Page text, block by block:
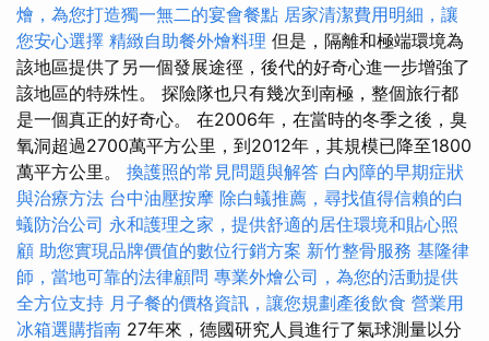
燴，為您打造獨一無二的宴會餐點 居家清潔費用明細，讓
您安心選擇 精緻自助餐外燴料理 但是，隔離和極端環境為
該地區提供了另一個發展途徑，後代的好奇心進一步增強了
該地區的特殊性。 探險隊也只有幾次到南極，整個旅行都
是一個真正的好奇心。 在2006年，在當時的冬季之後，臭
氧洞超過2700萬平方公里，到2012年，其規模已降至1800
萬平方公里。 換護照的常見問題與解答 白內障的早期症狀
與治療方法 台中油壓按摩 除白蟻推薦，尋找值得信賴的白
蟻防治公司 永和護理之家，提供舒適的居住環境和貼心照
顧 助您實現品牌價值的數位行銷方案 新竹整骨服務 基隆律
師，當地可靠的法律顧問 專業外燴公司，為您的活動提供
全方位支持 月子餐的價格資訊，讓您規劃產後飲食 營業用
冰箱選購指南 27年來，德國研究人員進行了氣球測量以分